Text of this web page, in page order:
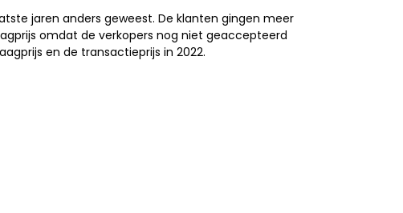
jaren anders geweest. De klanten gingen meer
omdat de verkopers nog niet geaccepteerd
en de transactieprijs in 2022.